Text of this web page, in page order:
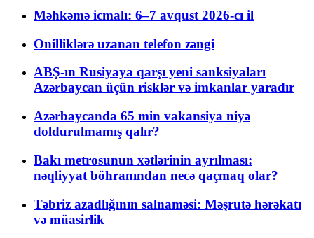
Məhkəmə icmalı: 6–7 avqust 2026-cı il
Onilliklərə uzanan telefon zəngi
ABŞ-ın Rusiyaya qarşı yeni sanksiyaları
Azərbaycan üçün risklər və imkanlar yaradır
Azərbaycanda 65 min vakansiya niyə
doldurulmamış qalır?
Bakı metrosunun xətlərinin ayrılması:
nəqliyyat böhranından necə qaçmaq olar?
Təbriz azadlığının salnaməsi: Məşrutə hərəkatı
və müasirlik